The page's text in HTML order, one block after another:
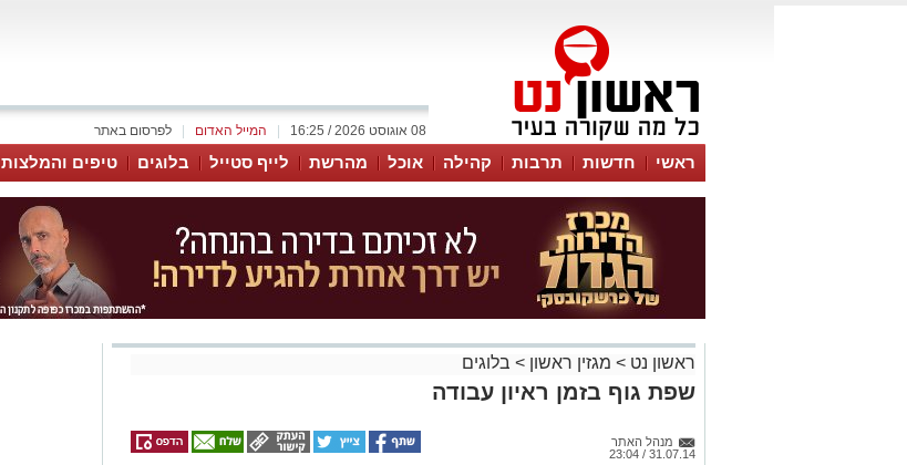
לפרסום באתר המייל האדום 08 אוגוסט 2026 / 16:25
ראשי חדשות תרבות קהילה אוכל מהרשת לייף סטייל בלוגים טיפים והמלצות
ראשון נט > מגזין ראשון > בלוגים
שפת גוף בזמן ראיון עבודה
מנהל האתר
31.07.14 / 23:04